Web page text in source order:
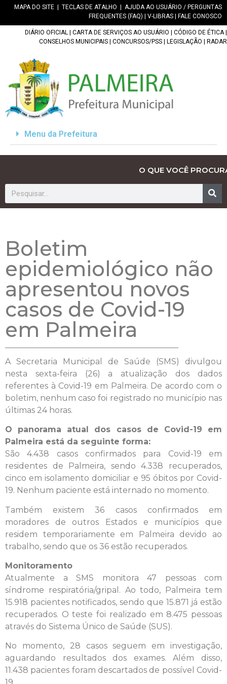
MAPA DO SITE TECLAS DE ATALHO
AJUDA AO USUÁRIO / PERGUNTAS
FREQUENTES (FAQ)
V-LIBRAS FALE CONOSCO
DIÁRIO OFICIAL CARTA DE SERVIÇOS AO USUÁRIO CÓDIGO DE ÉTICA|
CONSELHOS MUNICIPAIS
CONCURSOS/PSS LEGISLAÇÃO RADAR
Menu da Prefeitura
O QUE VOCÊ
Boletim
epidemiológico não
apresentou novos
casos de Covid-19
em Palmeira
A Secretaria Municipal de Saúde (SMS) divulgou
nesta sexta-feira (26) a atualização dos dados
referentes à Covid-19 em Palmeira. De acordo com o
boletim, nenhum caso foi registrado no município nas
últimas 24 horas.
O panorama atual dos casos de Covid-19 em
Palmeira está da seguinte forma:
São 4.438 casos confirmados para Covid-19 em
residentes de Palmeira, sendo 4.338 recuperados,
cinco em isolamento domiciliar e 95 óbitos por Covid-
19. Nenhum paciente está internado no momento.
Também existem 36 casos confirmados em
moradores de outros Estados e municípios que
residem temporariamente em Palmeira devido ao
trabalho, sendo que os 36 estão recuperados.
Monitoramento
Atualmente a SMS monitora 47 pessoas com
síndrome respiratória/gripal. Ao todo, Palmeira tem
15.918 pacientes notificados, sendo que 15.871 já estão
recuperados. O teste foi realizado em 8.475 pessoas
através do Sistema Único de Saúde (SUS).
No momento, 28 casos seguem em investigação,
aguardando resultados dos exames. Além disso,
11.438 pacientes foram descartados de possível Covid-